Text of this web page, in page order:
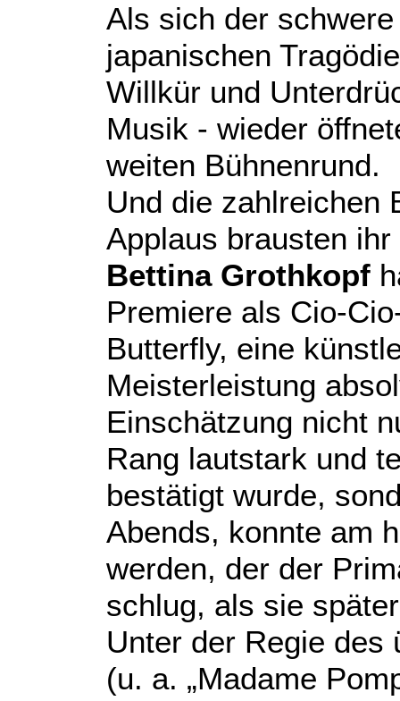
Als sich der
japanischen
Willkür und
Musik - wieder
weiten Bühnenrund.
Und die zahlreichen
Applaus brausten
Bettina Grothkopf
Premiere als Cio-
Butterfly, eine
Meisterleistung
Einschätzung nicht
Rang lautstark und
bestätigt wurde,
Abends, konnte am
werden, der der
schlug, als sie
Unter der Regie
(u. a. „Madame